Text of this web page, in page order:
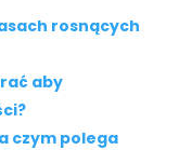
rosnących
aby
czym polega